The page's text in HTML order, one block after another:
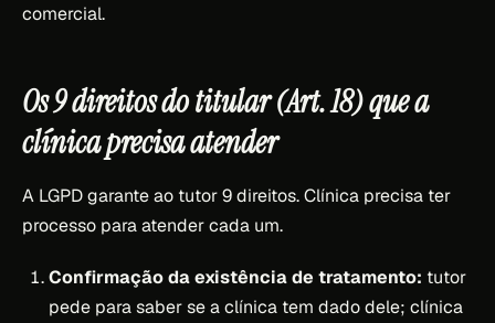
comercial.
Os 9 direitos do titular (Art. 18) que a
clínica precisa atender
A LGPD garante ao tutor 9 direitos. Clínica precisa ter
processo para atender cada um.
Confirmação da existência de tratamento: tutor
pede para saber se a clínica tem dado dele; clínica